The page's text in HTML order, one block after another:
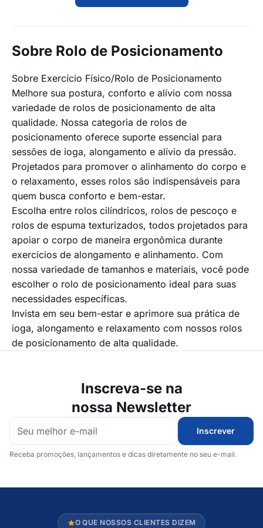
Sobre Rolo de Posicionamento
Sobre Exercício Físico/Rolo de Posicionamento
Melhore sua postura, conforto e alívio com nossa
variedade de rolos de posicionamento de alta
qualidade. Nossa categoria de rolos de
posicionamento oferece suporte essencial para
sessões de ioga, alongamento e alívio da pressão.
Projetados para promover o alinhamento do corpo e
o relaxamento, esses rolos são indispensáveis para
quem busca conforto e bem-estar.
Escolha entre rolos cilíndricos, rolos de pescoço e
rolos de espuma texturizados, todos projetados para
apoiar o corpo de maneira ergonômica durante
exercícios de alongamento e alinhamento. Com
nossa variedade de tamanhos e materiais, você pode
escolher o rolo de posicionamento ideal para suas
necessidades específicas.
Invista em seu bem-estar e aprimore sua prática de
ioga, alongamento e relaxamento com nossos rolos
de posicionamento de alta qualidade.
Inscreva-se na
nossa Newsletter
Inscrever
Receba promoções, lançamentos e dicas diretamente no seu e-mail.
O QUE NOSSOS CLIENTES DIZEM